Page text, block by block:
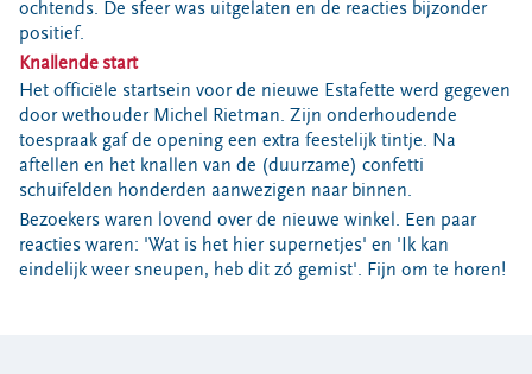
Voor leveranciers en bezoekers
ochtends. De sfeer was uitgelaten en de reacties bijzonder
positief.
Knallende start
Het officiële startsein voor de nieuwe Estafette werd gegeven
door wethouder Michel Rietman. Zijn onderhoudende
toespraak gaf de opening een extra feestelijk tintje. Na
aftellen en het knallen van de (duurzame) confetti
schuifelden honderden aanwezigen naar binnen.
Bezoekers waren lovend over de nieuwe winkel. Een paar
reacties waren: 'Wat is het hier supernetjes' en 'Ik kan
eindelijk weer sneupen, heb dit zó gemist'. Fijn om te horen!